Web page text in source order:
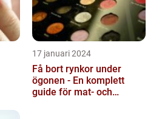
17 januari 2024
Få bort rynkor under
ögonen - En komplett
guide för mat- och